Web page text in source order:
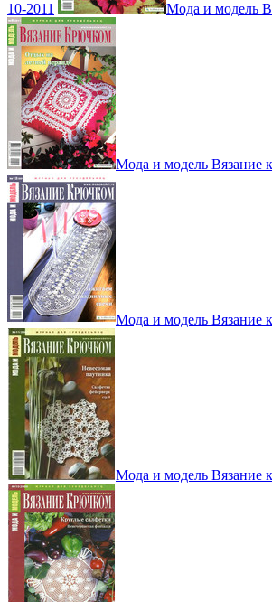
10-2011 Мода и модель
Мода и модель Вязание
Мода и модель Вязание
Мода и модель Вязание